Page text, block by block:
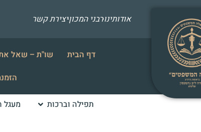
אודותינורבני המכוןיצירת קשר
דף הבית שו"ת – שאל
תפילה וברכות מעגל